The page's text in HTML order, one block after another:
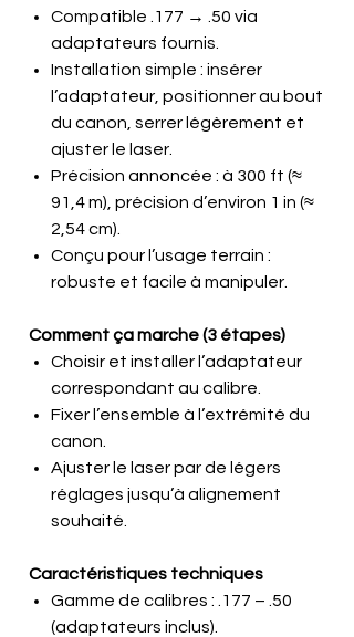
Compatible .177 → .50 via
adaptateurs fournis.
Installation simple : insérer
l’adaptateur, positionner au bout
du canon, serrer légèrement et
ajuster le laser.
Précision annoncée : à 300 ft (≈
91,4 m), précision d’environ 1 in (≈
2,54 cm).
Conçu pour l’usage terrain :
robuste et facile à manipuler.
Comment ça marche (3 étapes)
Choisir et installer l’adaptateur
correspondant au calibre.
Fixer l’ensemble à l’extrémité du
canon.
Ajuster le laser par de légers
réglages jusqu’à alignement
souhaité.
Caractéristiques techniques
Gamme de calibres : .177 – .50
(adaptateurs inclus).